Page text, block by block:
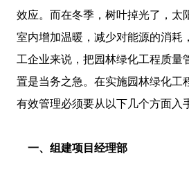
效应。而在冬季，树叶掉光了，太
室内增加温暖，减少对能源的消耗
工企业来说，把园林绿化工程质量
置是当务之急。在实施园林绿化工
有效管理必须要从以下几个方面入
一、组建项目经理部